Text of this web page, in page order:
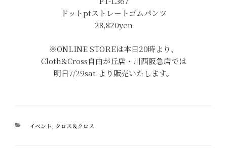
ドットptストレートゴムパンツ
28,820yen
※ONLINE STOREは本日20時より、
Cloth&Cross自由が丘店・川西阪急店では
明日7/29sat.より販売いたします。
カ
イベント, クロス＆クロス